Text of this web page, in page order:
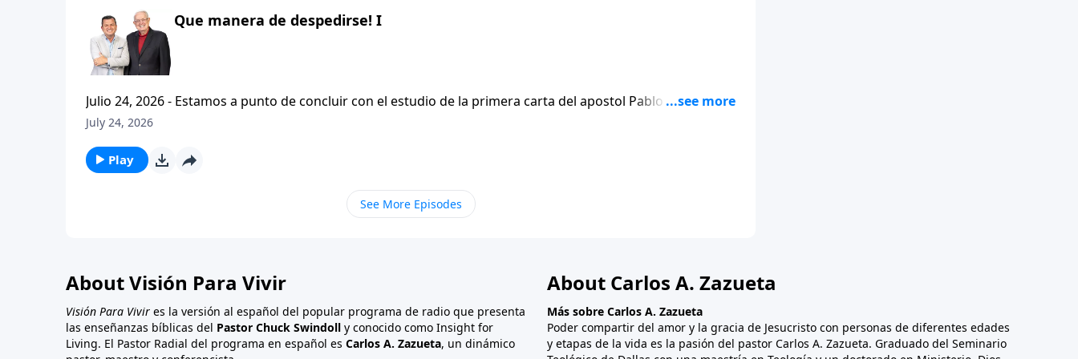
Que manera de despedirse! I
Julio 24, 2026 - Estamos a punto de concluir con el estudio de la primera carta del apostol Pablo a los
tesalonicenses titulado: Cristianismo Contagioso. En este escrito vemos una despedida franca. En lugar de
a sus hijos espirituales con una bendicion que termina siendo el punto mas apasionado de toda su carta.
July 24, 2026
Play
See More Episodes
About Visión Para Vivir
Visión Para Vivir es la versión al español del popular programa de radio que presenta
las enseñanzas bíblicas del Pastor Chuck Swindoll y conocido como Insight for
Living. El Pastor Radial del programa en español es Carlos A. Zazueta, un dinámico
About Carlos A. Zazueta
Más sobre Carlos A. Zazueta
Poder compartir del amor y la gracia de Jesucristo con personas de diferentes edades
y etapas de la vida es la pasión del pastor Carlos A. Zazueta. Graduado del Seminario